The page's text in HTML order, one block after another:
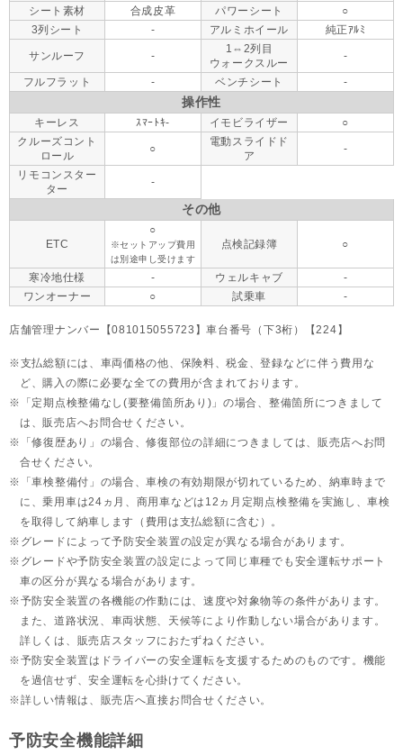
シート素材
合成皮革 パワーシート
○
3列シート
- アルミホイール 純正ｱﾙﾐ
サンルーフ -
1⇔2列目
ウォークスルー
-
フルフラット - ベンチシート -
操作性
キーレス ｽﾏｰﾄｷ- イモビライザー
○
クルーズコント
ロール
○
電動スライドド
ア
-
リモコンスター
ター
-
その他
ETC
○
※セットアップ費用
は別途申し受けます
点検記録簿 ○
寒冷地仕様 - ウェルキャブ
-
ワンオーナー
○ 試乗車 -
店舗管理ナンバー【081015055723】車台番号（下3桁）【224】
支払総額には、車両価格の他、保険料、税金、登録などに伴う費用な
ど、購入の際に必要な全ての費用が含まれております。
「定期点検整備なし(要整備箇所あり)」の場合、整備箇所につきまして
は、販売店へお問合せください。
「修復歴あり」の場合、修復部位の詳細につきましては、販売店へお問
合せください。
「車検整備付」の場合、車検の有効期限が切れているため、納車時まで
に、乗用車は24ヵ月、 商用車などは12ヵ月定期点検整備を実施し、車検
を取得して納車します（費用は支払総額に含む）。
グレードによって予防安全装置の設定が異なる場合があります。
グレードや予防安全装置の設定によって同じ車種でも安全運転サポート
車の区分が異なる場合があります。
予防安全装置の各機能の作動には、速度や対象物等の条件があります。
また、道路状況、車両状態、天候等により作動しない場合があります。
詳しくは、販売店スタッフにおたずねください。
予防安全装置はドライバーの安全運転を支援するためのものです。機能
を過信せず、安全運転を心掛けてください。
詳しい情報は、販売店へ直接お問合せください。
予防安全機能詳細